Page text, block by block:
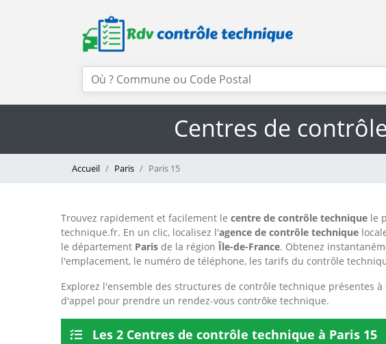
Centres de
Accueil Paris Paris 15
Trouvez rapidement et facilement le centre de contrôle technique le
technique.fr. En un clic, localisez l'agence de contrôle technique
le département Paris de la régionÎle-de-France. Obtenez
l'emplacement, le numéro de téléphone, les tarifs du contrôle
Explorez l'ensemble des structures de contrôle technique présentes
d'appel pour prendre un rendez-vous contrôke technique.
Les 2 Centres de contrôle technique à Paris 15